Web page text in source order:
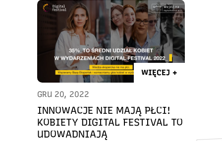
WIĘCEJ +
GRU 20, 2022
INNOWACJE NIE MAJĄ PŁCI!
KOBIETY DIGITAL FESTIVAL TO
UDOWADNIAJĄ